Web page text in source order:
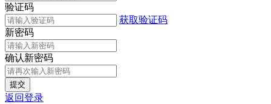
验证码
获取验证码
新密码
确认新密码
返回登录